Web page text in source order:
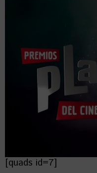
[quads id=7]